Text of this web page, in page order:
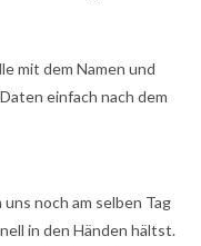
mit dem Namen und
einfach nach dem
noch am selben Tag
in den Händen hältst.